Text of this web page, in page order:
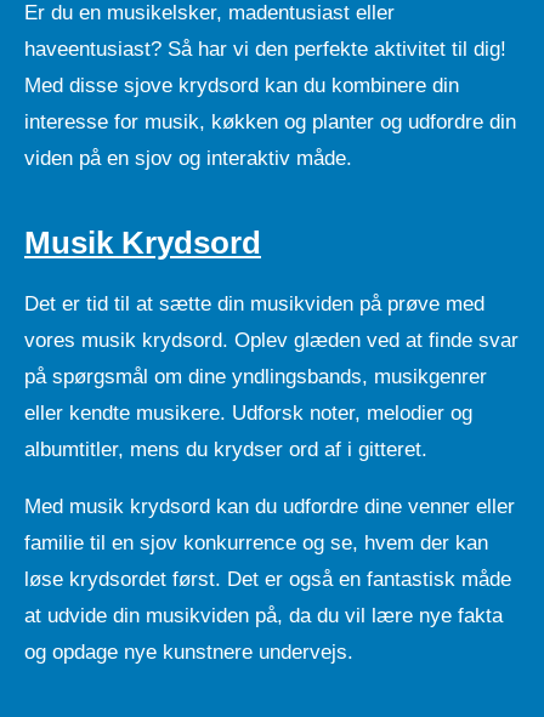
Er du en musikelsker, madentusiast eller
haveentusiast? Så har vi den perfekte aktivitet til dig!
Med disse sjove krydsord kan du kombinere din
interesse for musik, køkken og planter og udfordre din
viden på en sjov og interaktiv måde.
Musik Krydsord
Det er tid til at sætte din musikviden på prøve med
vores musik krydsord. Oplev glæden ved at finde svar
på spørgsmål om dine yndlingsbands, musikgenrer
eller kendte musikere. Udforsk noter, melodier og
albumtitler, mens du krydser ord af i gitteret.
Med musik krydsord kan du udfordre dine venner eller
familie til en sjov konkurrence og se, hvem der kan
løse krydsordet først. Det er også en fantastisk måde
at udvide din musikviden på, da du vil lære nye fakta
og opdage nye kunstnere undervejs.